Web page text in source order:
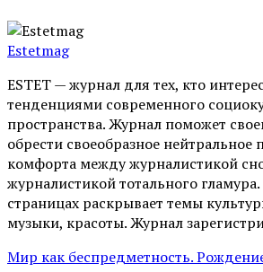
Estetmag
ESTET — журнал для тех, кто
тенденциями современного
пространства. Журнал поможет
обрести своеобразное нейтральное
комфорта между журналистикой
журналистикой тотального гламура.
страницах раскрывает темы
музыки, красоты. Журнал
Мир как беспредметность.